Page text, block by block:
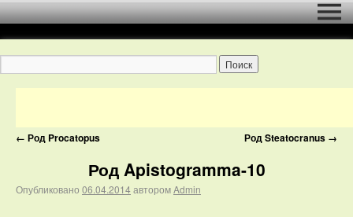
← Род Procatopus Род Steatocranus →
Род Apistogramma-10
Опубликовано 06.04.2014авторомAdmin